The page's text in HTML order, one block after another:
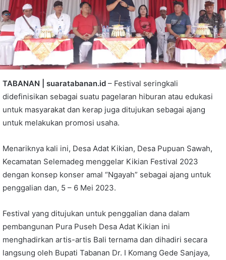
TABANAN | suaratabanan.id – Festival seringkali
didefinisikan sebagai suatu pagelaran hiburan atau edukasi
untuk masyarakat dan kerap juga ditujukan sebagai ajang
untuk melakukan promosi usaha.
Menariknya kali ini, Desa Adat Kikian, Desa Pupuan Sawah,
Kecamatan Selemadeg menggelar Kikian Festival 2023
dengan konsep konser amal “Ngayah” sebagai ajang untuk
penggalian dan, 5 – 6 Mei 2023.
Festival yang ditujukan untuk penggalian dana dalam
pembangunan Pura Puseh Desa Adat Kikian ini
menghadirkan artis-artis Bali ternama dan dihadiri secara
langsung oleh Bupati Tabanan Dr. I Komang Gede Sanjaya,